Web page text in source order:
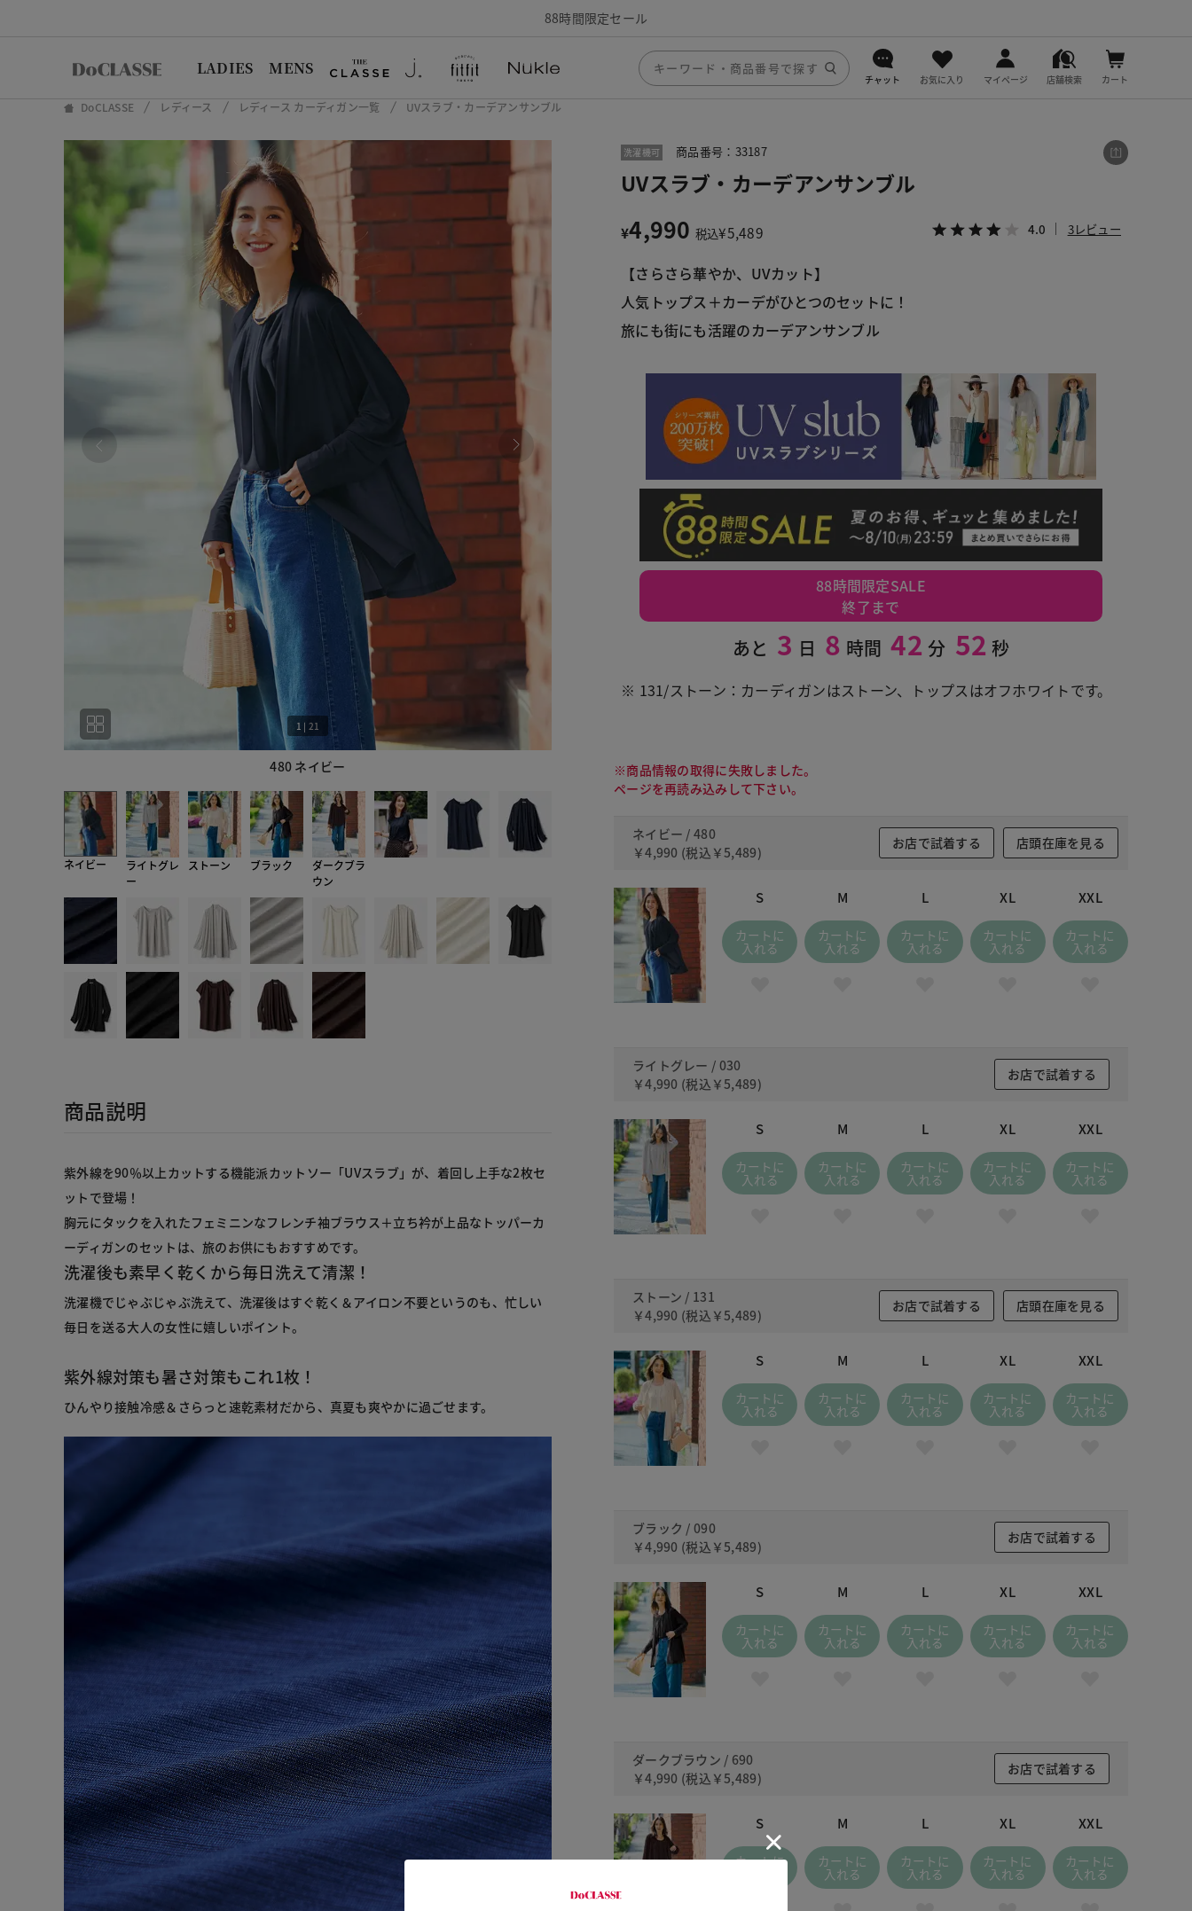
88時間限定セール
LADIES MENS
チャット お気に入り マイページ 店舗検索 カート
DoCLASSE レディース レディース カーディガン一覧 UVスラブ・カーデアンサンブル
480 ネイビー 030 ライトグレー
1 | 21
ネイビー
ライトグレ
ー
ストーン ブラック
ダークブラ
ウン
商品説明
紫外線を90％以上カットする機能派カットソー「UVスラブ」が、着回し上手な2枚セ
ットで登場！
胸元にタックを入れたフェミニンなフレンチ袖ブラウス＋立ち衿が上品なトッパーカ
ーディガンのセットは、旅のお供にもおすすめです。
洗濯後も素早く乾くから毎日洗えて清潔！
洗濯機でじゃぶじゃぶ洗えて、洗濯後はすぐ乾く＆アイロン不要というのも、忙しい
毎日を送る大人の女性に嬉しいポイント。
紫外線対策も暑さ対策もこれ1枚！
ひんやり接触冷感＆さらっと速乾素材だから、真夏も爽やかに過ごせます。
洗濯機可 商品番号：33187
UVスラブ・カーデアンサンブル
¥4,990 税込¥5,489 4.0 3レビュー
【さらさら華やか、UVカット】
人気トップス＋カーデがひとつのセットに！
旅にも街にも活躍のカーデアンサンブル
88時間限定SALE
終了まで
あと 3 日 8 時間 42 分 51 秒
※ 131/ストーン：カーディガンはストーン、トップスはオフホワイトです。
※商品情報の取得に失敗しました。
ページを再読み込みして下さい。
ネイビー / 480
￥4,990 (税込 ￥5,489)
お店で試着する 店頭在庫を見る
S
カートに
入れる
M
カートに
入れる
L
カートに
入れる
XL
カートに
入れる
XXL
カートに
入れる
ライトグレー / 030
￥4,990 (税込 ￥5,489)
お店で試着する
S
カートに
入れる
M
カートに
入れる
L
カートに
入れる
XL
カートに
入れる
XXL
カートに
入れる
ストーン / 131
￥4,990 (税込 ￥5,489)
お店で試着する 店頭在庫を見る
S
カートに
入れる
M
カートに
入れる
L
カートに
入れる
XL
カートに
入れる
XXL
カートに
入れる
ブラック / 090
￥4,990 (税込 ￥5,489)
お店で試着する
S
カートに
入れる
M
カートに
入れる
L
カートに
入れる
XL
カートに
入れる
XXL
カートに
入れる
ダークブラウン / 690
￥4,990 (税込 ￥5,489)
お店で試着する
S
カートに
M
カートに
入れる
L
カートに
入れる
XL
カートに
入れる
XXL
カートに
入れる